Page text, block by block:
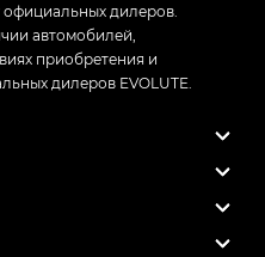
официальных дилеров.
автомобилей,
приобретения и
дилеров EVOLUTE.